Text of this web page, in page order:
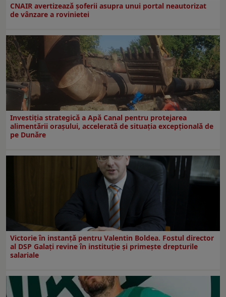
CNAIR avertizează șoferii asupra unui portal neautorizat
de vânzare a rovinietei
Investiția strategică a Apă Canal pentru protejarea
alimentării orașului, accelerată de situația excepțională de
pe Dunăre
Victorie în instanță pentru Valentin Boldea. Fostul director
al DSP Galați revine în instituție și primește drepturile
salariale